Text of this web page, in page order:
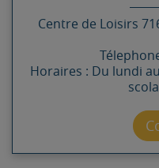
Centre de Loisirs
Horaires : Du lundi